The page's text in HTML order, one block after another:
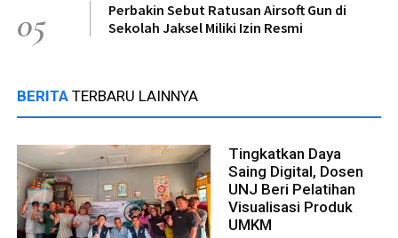
05
Perbakin Sebut Ratusan Airsoft Gun di
Sekolah Jaksel Miliki Izin Resmi
BERITA TERBARU LAINNYA
Tingkatkan Daya
Saing Digital, Dosen
UNJ Beri Pelatihan
Visualisasi Produk
UMKM